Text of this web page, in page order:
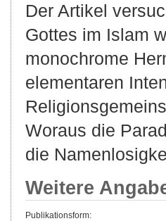
Der Artikel
Gottes im Islam
monochrome
elementaren
Woraus die
die
Weitere
Publikationsform: